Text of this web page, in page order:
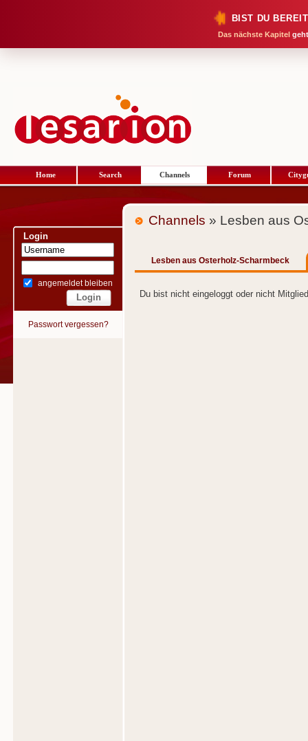
BIST DU
Das nächste Kapitel
Home Search Channels Forum
Login
angemeldet bleiben
Passwort vergessen?
Channels » Lesben aus
Lesben aus Osterholz-Scharmbeck
Du bist nicht eingeloggt oder nicht